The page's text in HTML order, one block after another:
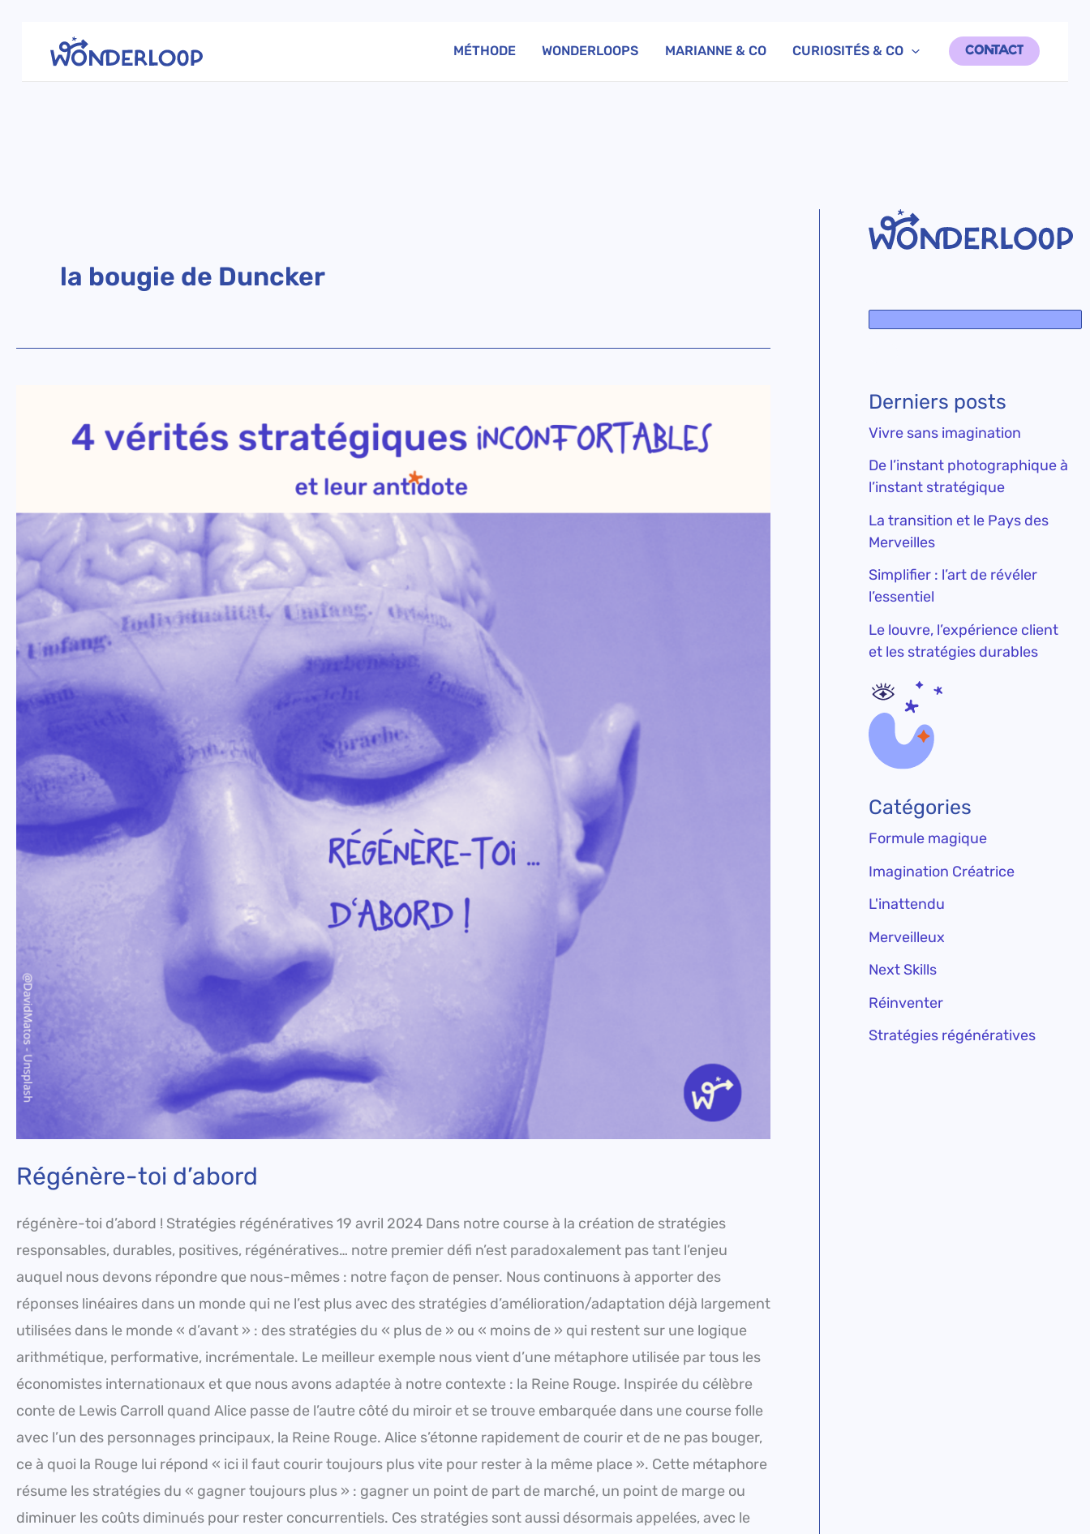
contenu
MÉTHODE WONDERLOOPS MARIANNE & CO CURIOSITÉS & CO CONTACT
la bougie de Duncker
Régénère-toi d’abord
régénère-toi d’abord ! Stratégies régénératives 19 avril 2024 Dans notre course à la création de stratégies
responsables, durables, positives, régénératives… notre premier défi n’est paradoxalement pas tant l’enjeu
auquel nous devons répondre que nous-mêmes : notre façon de penser. Nous continuons à apporter des
réponses linéaires dans un monde qui ne l’est plus avec des stratégies d’amélioration/adaptation déjà largement
utilisées dans le monde « d’avant » : des stratégies du « plus de » ou « moins de » qui restent sur une logique
arithmétique, performative, incrémentale. Le meilleur exemple nous vient d’une métaphore utilisée par tous les
économistes internationaux et que nous avons adaptée à notre contexte : la Reine Rouge. Inspirée du célèbre
conte de Lewis Carroll quand Alice passe de l’autre côté du miroir et se trouve embarquée dans une course folle
avec l’un des personnages principaux, la Reine Rouge. Alice s’étonne rapidement de courir et de ne pas bouger,
ce à quoi la Rouge lui répond « ici il faut courir toujours plus vite pour rester à la même place ». Cette métaphore
résume les stratégies du « gagner toujours plus » : gagner un point de part de marché, un point de marge ou
diminuer les coûts diminués pour rester concurrentiels. Ces stratégies sont aussi désormais appelées, avec le
Derniers posts
Vivre sans imagination
De l’instant photographique à
l’instant stratégique
La transition et le Pays des
Merveilles
Simplifier : l’art de révéler
l’essentiel
Le louvre, l’expérience client
et les stratégies durables
Catégories
Formule magique
Imagination Créatrice
L'inattendu
Merveilleux
Next Skills
Réinventer
Stratégies régénératives